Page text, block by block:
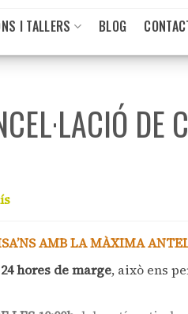
I TALLERS BLOG
DE
AMB LA MÀXIMA
hores de marge, això ens